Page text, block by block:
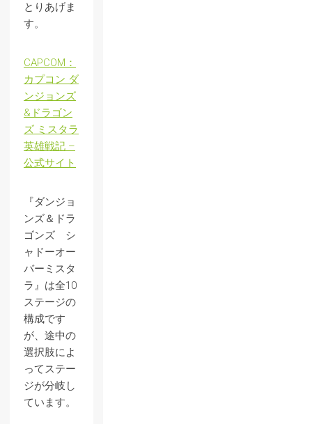
とりあげま
す。
CAPCOM：
カプコン ダ
ンジョンズ
&ドラゴン
ズ ミスタラ
英雄戦記 –
公式サイト
『ダンジョ
ンズ＆ドラ
ゴンズ シ
ャドーオー
バーミスタ
ラ』は全10
ステージの
構成です
が、途中の
選択肢によ
ってステー
ジが分岐し
ています。